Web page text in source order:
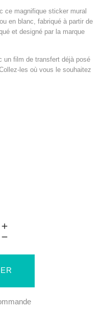
ce magnifique sticker mural
en blanc, fabriqué à partir de
et designé par la marque
un film de transfert déjà posé
les où vous le souhaitez